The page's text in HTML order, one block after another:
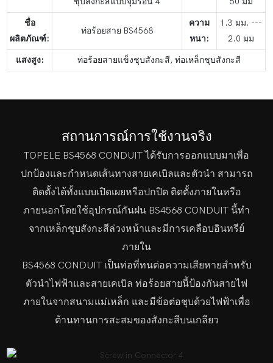
ชื่อ
ผลิตภัณฑ์:
ท่อร้อยสาย BS4568
ความ
หนา:
1.3 มม. ---
2.0 มม
แสงสูง: ท่อร้อยสายแข็งชุบสังกะสี, ท่อเหล็กชุบสังกะสี
สถานการณ์การใช้งานจริง
TOPELE BS4568 CONDUIT ได้รับการออกแบบมาเพื่อ
ปกป้องและกำหนดเส้นทางสายเคเบิลและตัวนำ สามารถ
ติดตั้งได้ทั้งแบบเปิดเผยหรือปกปิด ติดตั้งภายในหรือ
ภายนอกโดยใช้อุปกรณ์กันฝน BS4568 CONDUIT นี้ทำ
จากเหล็กชุบสังกะสีล่วงหน้าและมีการเคลือบอินทรีย์
ภายใน
BS4568 CONDUIT เป็นท่อที่ทนต่อความเสียหายสำหรับ
ตัวนำไฟฟ้าและสายเคเบิล ท่อร้อยสายนี้ป้องกันสายไฟ
ภายในจากสนามแม่เหล็ก และมีข้อต่อชุบด้วยไฟฟ้าเพื่อ
ต้านทานการสะสมของสังกะสีบนเกลียว